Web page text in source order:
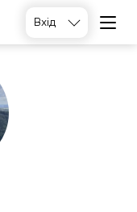
Вхід
людей рекомендують